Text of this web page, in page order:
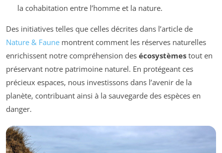
la cohabitation entre l’homme et la nature.
Des initiatives telles que celles décrites dans l’article de
Nature & Faune montrent comment les réserves naturelles
enrichissent notre compréhension des écosystèmes tout en
préservant notre patrimoine naturel. En protégeant ces
précieux espaces, nous investissons dans l’avenir de la
planète, contribuant ainsi à la sauvegarde des espèces en
danger.